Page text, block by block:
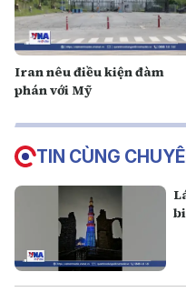
Iran nêu điều kiện đàm
phán với Mỹ
TIN CÙNG